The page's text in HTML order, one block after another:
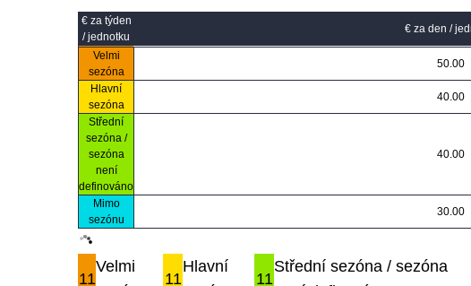
€ za týden
/ jednotku
€ za den /
Velmi
sezóna
50.00
Hlavní
sezóna
40.00
Střední
sezóna /
sezóna
není
definováno
40.00
Mimo
sezónu
30.00
11
Velmi
11
Hlavní
11
Střední sezóna / sezóna